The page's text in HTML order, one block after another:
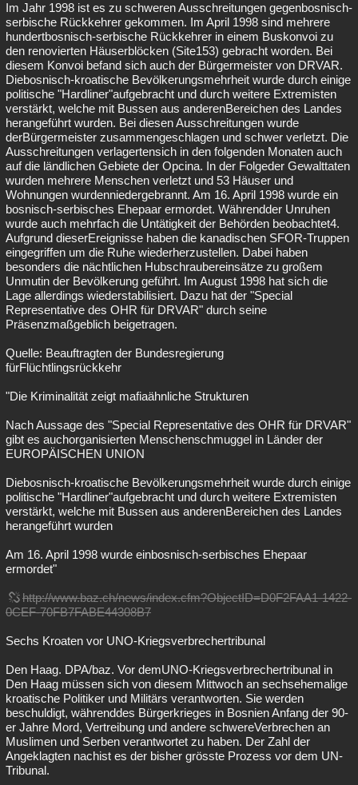
Im Jahr 1998 ist es zu schweren Ausschreitungen gegenbosnisch-
serbische Rückkehrer gekommen. Im April 1998 sind mehrere
hundertbosnisch-serbische Rückkehrer in einem Buskonvoi zu
den renovierten Häuserblöcken (Site153) gebracht worden. Bei
diesem Konvoi befand sich auch der Bürgermeister von DRVAR.
Diebosnisch-kroatische Bevölkerungsmehrheit wurde durch einige
politische "Hardliner"aufgebracht und durch weitere Extremisten
verstärkt, welche mit Bussen aus anderenBereichen des Landes
herangeführt wurden. Bei diesen Ausschreitungen wurde
derBürgermeister zusammengeschlagen und schwer verletzt. Die
Ausschreitungen verlagertensich in den folgenden Monaten auch
auf die ländlichen Gebiete der Opcina. In der Folgeder Gewalttaten
wurden mehrere Menschen verletzt und 53 Häuser und
Wohnungen wurdenniedergebrannt. Am 16. April 1998 wurde ein
bosnisch-serbisches Ehepaar ermordet. Währendder Unruhen
wurde auch mehrfach die Untätigkeit der Behörden beobachtet4.
Aufgrund dieserEreignisse haben die kanadischen SFOR-Truppen
eingegriffen um die Ruhe wiederherzustellen. Dabei haben
besonders die nächtlichen Hubschraubereinsätze zu großem
Unmutin der Bevölkerung geführt. Im August 1998 hat sich die
Lage allerdings wiederstabilisiert. Dazu hat der "Special
Representative des OHR für DRVAR" durch seine
Präsenzmaßgeblich beigetragen.
Quelle: Beauftragten der Bundesregierung
fürFlüchtlingsrückkehr
"Die Kriminalität zeigt mafiaähnliche Strukturen
Nach Aussage des "Special Representative des OHR für DRVAR"
gibt es auchorganisierten Menschenschmuggel in Länder der
EUROPÄISCHEN UNION
Diebosnisch-kroatische Bevölkerungsmehrheit wurde durch einige
politische "Hardliner"aufgebracht und durch weitere Extremisten
verstärkt, welche mit Bussen aus anderenBereichen des Landes
herangeführt wurden
Am 16. April 1998 wurde einbosnisch-serbisches Ehepaar
ermordet"
http://www.baz.ch/news/index.cfm?ObjectID=D0F2FAA1-1422-
0CEF-70FB7FABE44308B7
Sechs Kroaten vor UNO-Kriegsverbrechertribunal
Den Haag. DPA/baz. Vor demUNO-Kriegsverbrechertribunal in
Den Haag müssen sich von diesem Mittwoch an sechsehemalige
kroatische Politiker und Militärs verantworten. Sie werden
beschuldigt, währenddes Bürgerkrieges in Bosnien Anfang der 90-
er Jahre Mord, Vertreibung und andere schwereVerbrechen an
Muslimen und Serben verantwortet zu haben. Der Zahl der
Angeklagten nachist es der bisher grösste Prozess vor dem UN-
Tribunal.